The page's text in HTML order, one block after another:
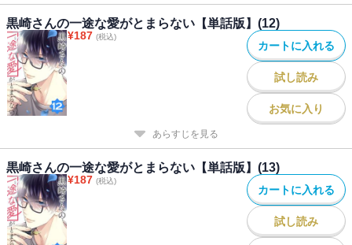
黒崎さんの一途な愛がとまらない【単話版】(12)
¥187 (税込)
カートに入れる
試し読み
お気に入り
あらすじを見る
黒崎さんの一途な愛がとまらない【単話版】(13)
¥187 (税込)
カートに入れる
試し読み